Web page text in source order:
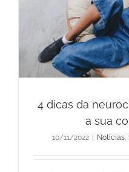
4 dicas da
a sua
10/11/2022 Notícias,